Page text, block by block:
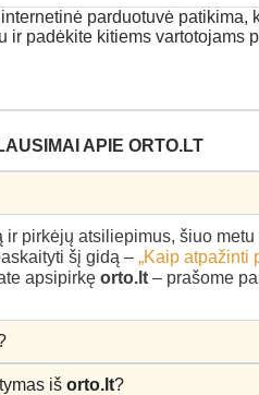
parduotuvė
ir padėkite kitiems vartotojams
APIE ORTO.LT
pirkėjų atsiliepimus, šiuo
šį gidą – „Kaip atpažinti
apsipirkę orto.lt – prašome
išorto.lt?